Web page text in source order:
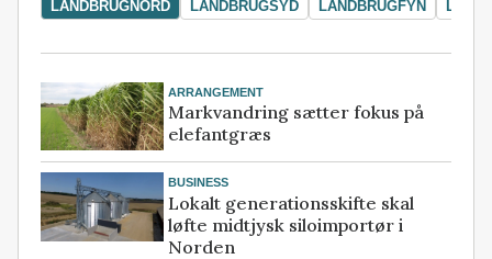
LANDBRUGNORD LANDBRUGSYD LANDBRUGFYN
ARRANGEMENT
Markvandring sætter fokus på
elefantgræs
BUSINESS
Lokalt generationsskifte skal
løfte midtjysk siloimportør i
Norden